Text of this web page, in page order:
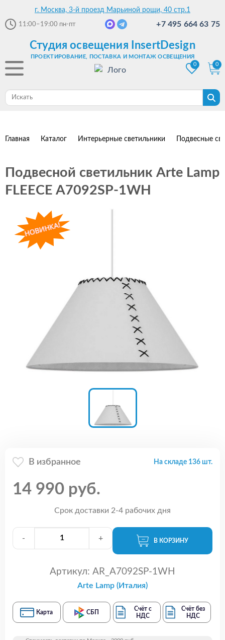
г. Москва, 3-й проезд Марьиной рощи, 40 стр.1
11:00–19:00 пн-пт +7 495 664 63 75
Студия освещения InsertDesign
ПРОЕКТИРОВАНИЕ, ПОСТАВКА И МОНТАЖ ОСВЕЩЕНИЯ
0
0
Главная Каталог Интерьерные светильники Подвесные
Подвесной светильник Arte Lamp
FLEECE A7092SP-1WH
В избранное На складе 136 шт.
14 990 руб.
Срок доставки 2-4 рабочих дня
- + В КОРЗИНУ
Артикул: AR_A7092SP-1WH
Arte Lamp (Италия)
Карта СБП
Счёт с
НДС
Счёт без
НДС